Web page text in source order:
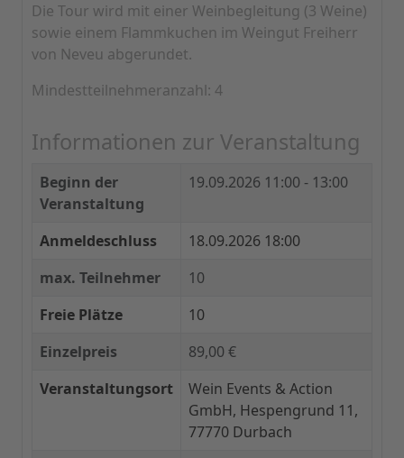
Die Tour wird mit einer Weinbegleitung (3 Weine)
sowie einem Flammkuchen im Weingut Freiherr
von Neveu abgerundet.
Mindestteilnehmeranzahl: 4
Informationen zur Veranstaltung
Beginn der
Veranstaltung
19.09.2026 11:00 - 13:00
Anmeldeschluss
18.09.2026 18:00
max. Teilnehmer
10
Freie Plätze
10
Einzelpreis
89,00 €
Veranstaltungsort
Wein Events & Action
GmbH, Hespengrund 11,
77770 Durbach